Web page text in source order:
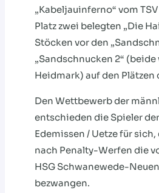
„Kabeljauinferno“ vom
Platz zwei belegten „Die
Stöcken vor den
„Sandschnucken 2“ (beide
Heidmark) auf den Plätzen
Den Wettbewerb der
entschieden die Spieler
Edemissen / Uetze für
nach Penalty-Werfen die
HSG Schwanewede-
bezwangen.